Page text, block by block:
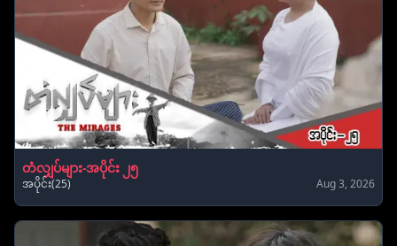
တံလျှပ်များ-အပိုင်း ၂၅
အပိုင်း(25) Aug 3, 2026